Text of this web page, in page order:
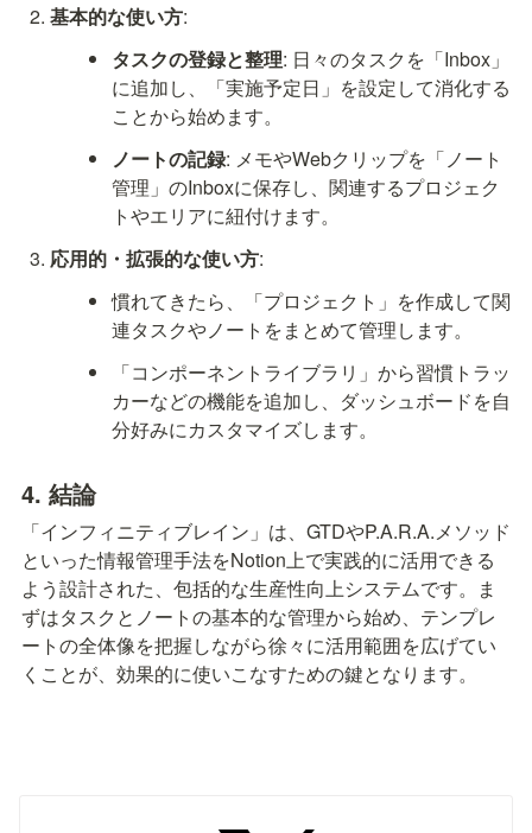
基本的な使い方:
タスクの登録と整理: 日々のタスクを「Inbox」
に追加し、「実施予定日」を設定して消化する
ことから始めます。
ノートの記録: メモやWebクリップを「ノート
管理」のInboxに保存し、関連するプロジェク
トやエリアに紐付けます。
応用的・拡張的な使い方:
慣れてきたら、「プロジェクト」を作成して関
連タスクやノートをまとめて管理します。
「コンポーネントライブラリ」から習慣トラッ
カーなどの機能を追加し、ダッシュボードを自
分好みにカスタマイズします。
4. 結論
「インフィニティブレイン」は、GTDやP.A.R.A.メソッド
といった情報管理手法をNotion上で実践的に活用できる
よう設計された、包括的な生産性向上システムです。ま
ずはタスクとノートの基本的な管理から始め、テンプレ
ートの全体像を把握しながら徐々に活用範囲を広げてい
くことが、効果的に使いこなすための鍵となります。